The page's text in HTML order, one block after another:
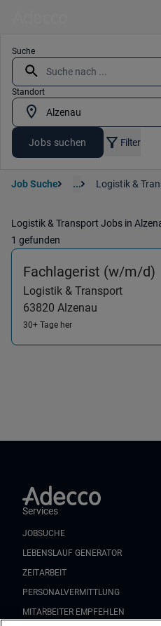
Suche
Standort
Jobs suchen Filter
Job Suche ... Logistik &
Logistik & Transport Jobs in
1 gefunden
Fachlagerist (w/m/d)
Logistik & Transport
63820 Alzenau
30+ Tage her
Services
JOBSUCHE
LEBENSLAUF GENERATOR
ZEITARBEIT
PERSONALVERMITTLUNG
MITARBEITER EMPFEHLEN